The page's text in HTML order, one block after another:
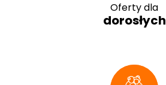
Oferty dla
dorosłych